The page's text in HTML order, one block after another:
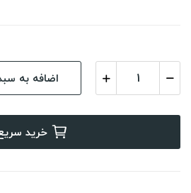
اضافه به
خرید